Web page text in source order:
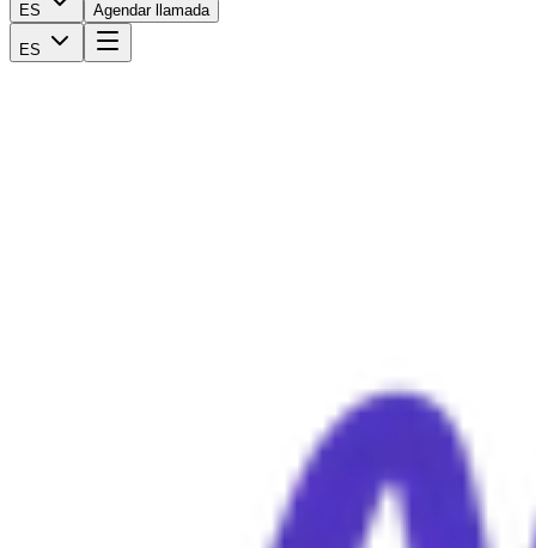
ES Agendar llamada
ES